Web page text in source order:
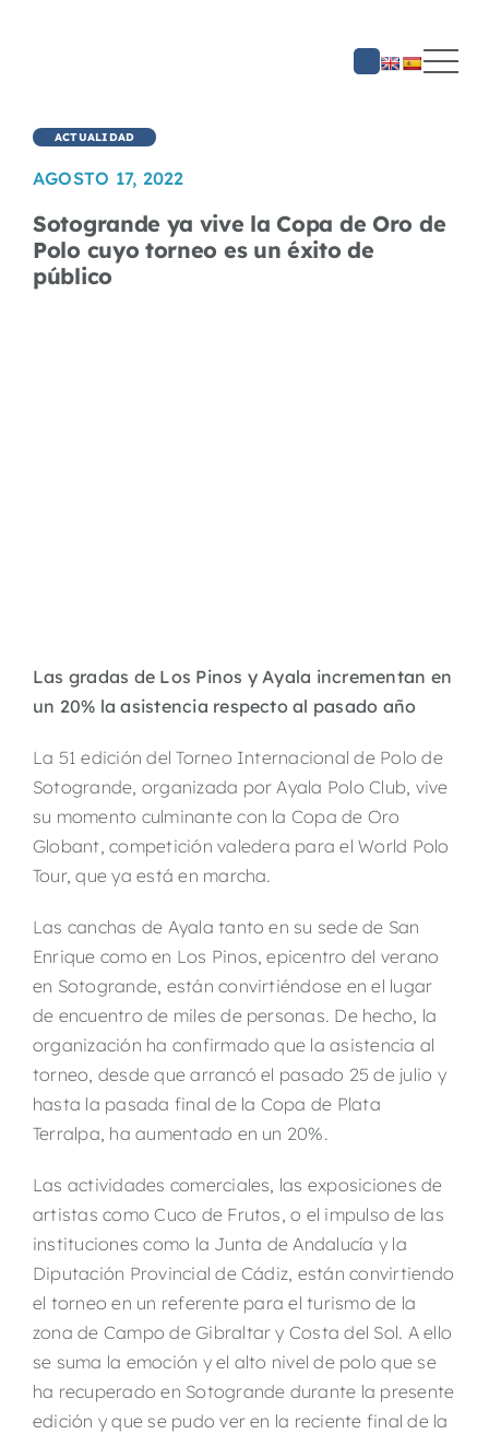
ACTUALIDAD
AGOSTO 17, 2022
Sotogrande ya vive la Copa de Oro de
Polo cuyo torneo es un éxito de
público
Las gradas de Los Pinos y Ayala incrementan en
un 20% la asistencia respecto al pasado año
La 51 edición del Torneo Internacional de Polo de
Sotogrande, organizada por Ayala Polo Club, vive
su momento culminante con la Copa de Oro
Globant, competición valedera para el World Polo
Tour, que ya está en marcha.
Las canchas de Ayala tanto en su sede de San
Enrique como en Los Pinos, epicentro del verano
en Sotogrande, están convirtiéndose en el lugar
de encuentro de miles de personas. De hecho, la
organización ha confirmado que la asistencia al
torneo, desde que arrancó el pasado 25 de julio y
hasta la pasada final de la Copa de Plata
Terralpa, ha aumentado en un 20%.
Las actividades comerciales, las exposiciones de
artistas como Cuco de Frutos, o el impulso de las
instituciones como la Junta de Andalucía y la
Diputación Provincial de Cádiz, están convirtiendo
el torneo en un referente para el turismo de la
zona de Campo de Gibraltar y Costa del Sol. A ello
se suma la emoción y el alto nivel de polo que se
ha recuperado en Sotogrande durante la presente
edición y que se pudo ver en la reciente final de la